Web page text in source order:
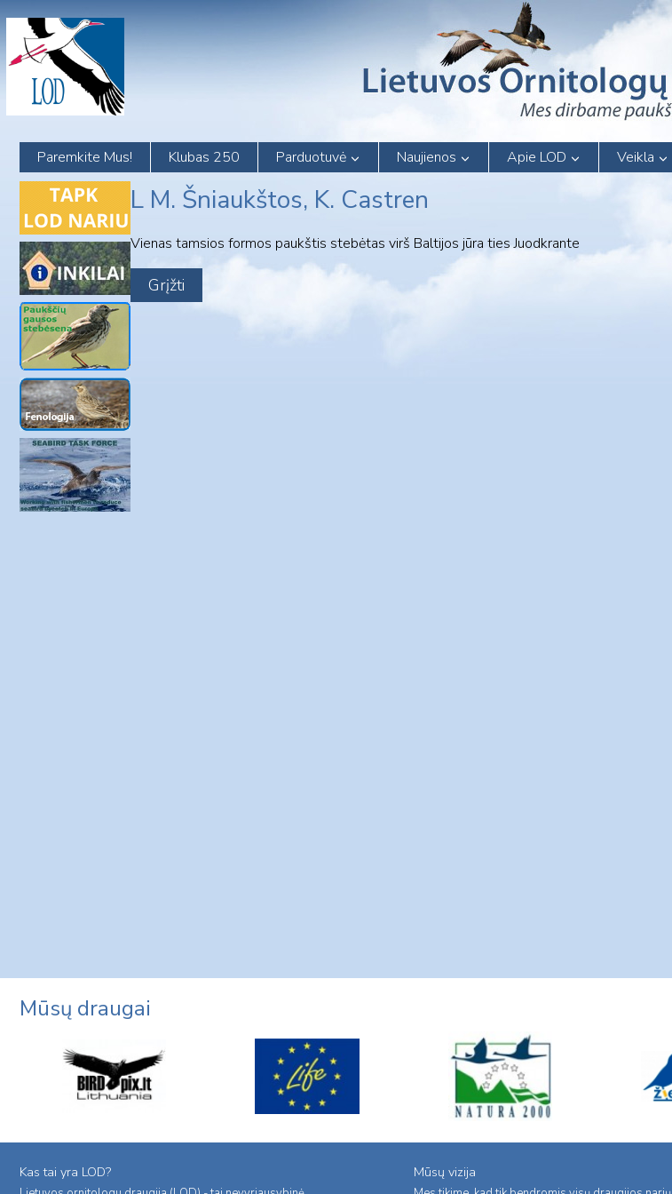
content
Paremkite Mus! Klubas 250 Parduotuvė Naujienos Apie LOD Veikla
L M. Šniaukštos, K. Castren
Vienas tamsios formos paukštis stebėtas virš Baltijos jūra ties Juodkrante
Mūsų draugai
Kas tai yra LOD? Mūsų vizija